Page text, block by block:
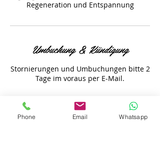
Regeneration und Entspannung
Umbuchung & Kündigung
Stornierungen und Umbuchungen bitte 2
Tage im voraus per E-Mail.
Kontaktangaben
Phone Email Whatsapp